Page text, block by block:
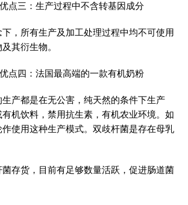
点三：生产过程中不含转基因成分
，所有生产及加工处理过程中均不可使用
其衍生物。
点四：法国最高端的一款有机奶粉
产都是在无公害，纯天然的条件下生产
机饮料，禁用抗生素，有机农业环境。如
使用这种生产模式。双歧杆菌是存在母乳
存货，目前有足够数量活跃，促进肠道菌